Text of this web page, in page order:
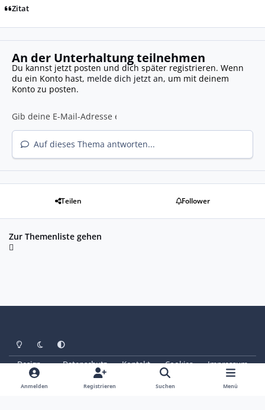
Zitat
An der Unterhaltung teilnehmen
Du kannst jetzt posten und dich später registrieren. Wenn
du ein Konto hast, melde dich jetzt an, um mit deinem
Konto zu posten.
Auf dieses Thema antworten...
Teilen Follower
Zur Themenliste gehen
Heller ModusDunkler Modus
Systemeinstellung
Design Datenschutz Kontakt Cookies
Impressum
© Copyright 2025 - SAABoteure e. V.
Powered by Invision Community
Anmelden Registrieren Suchen Menü